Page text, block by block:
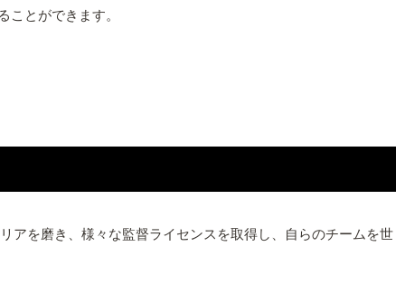
とができます。
アを磨き、様々な監督ライセンスを取得し、自らのチームを世